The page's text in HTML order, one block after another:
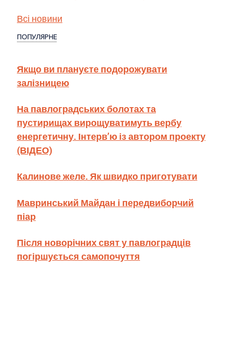
Всі новини
ПОПУЛЯРНЕ
Якщо ви плануєте подорожувати
залізницею
На павлоградських болотах та
пустирищах вирощуватимуть вербу
енергетичну. Інтерв’ю із автором проекту
(ВІДЕО)
Калинове желе. Як швидко приготувати
Мавринський Майдан і передвиборчий
піар
Після новорічних свят у павлоградців
погіршується самопочуття